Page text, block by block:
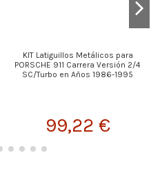
KIT Latiguillos Metálicos para
PORSCHE 911 Carrera Versión 2/4
SC/Turbo en Años 1986-1995
99,22 €